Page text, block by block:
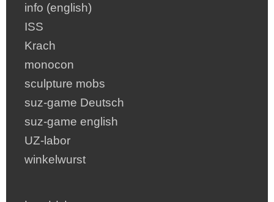
info (english)
ISS
Krach
monocon
sculpture mobs
suz-game Deutsch
suz-game english
UZ-labor
winkelwurst